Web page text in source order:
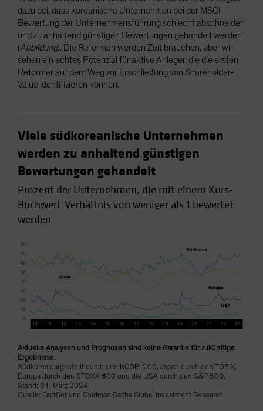
dazu bei, dass koreanische Unternehmen bei der MSCI-
Bewertung der Unternehmensführung schlecht abschneiden
und zu anhaltend günstigen Bewertungen gehandelt werden
(Abbildung). Die Reformen werden Zeit brauchen, aber wir
sehen ein echtes Potenzial für aktive Anleger, die die ersten
Reformer auf dem Weg zur Erschließung von Shareholder-
Value identifizieren können.
Viele südkoreanische Unternehmen
werden zu anhaltend günstigen
Bewertungen gehandelt
Prozent der Unternehmen, die mit einem Kurs-
Buchwert-Verhältnis von weniger als 1 bewertet
werden
Aktuelle Analysen und Prognosen sind keine Garantie für zukünftige
Ergebnisse.
Südkorea dargestellt durch den KOSPI 200, Japan durch den TOPIX,
Europa durch den STOXX 600 und die USA durch den S&P 500.
Stand: 31. März 2024
Quelle: FactSet und Goldman Sachs Global Investment Research